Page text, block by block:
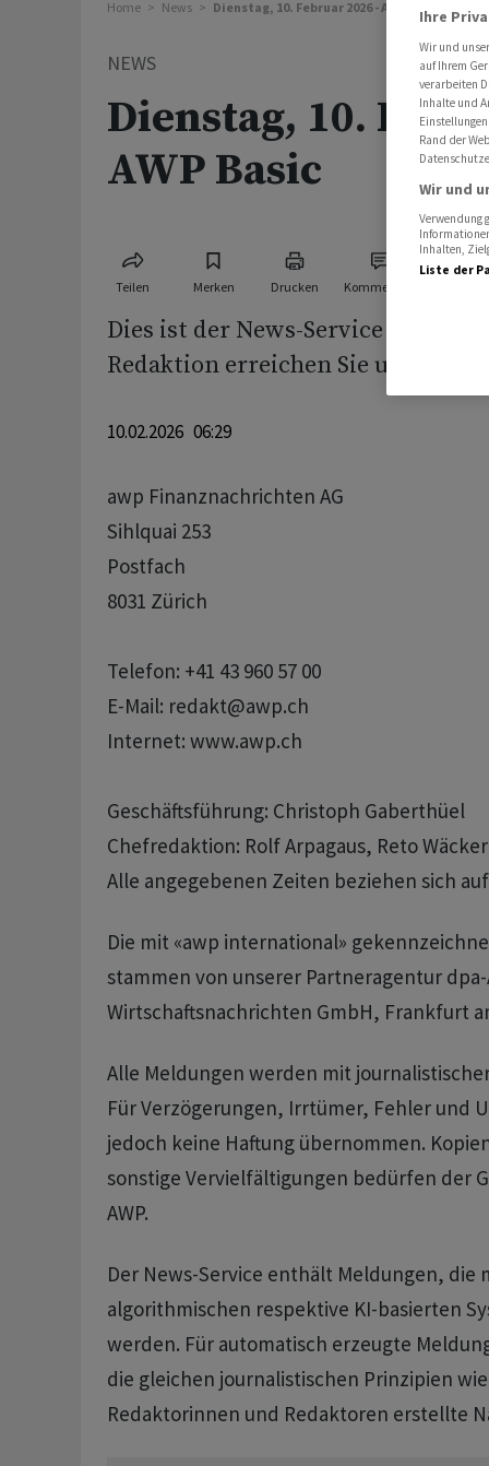
Home News Dienstag, 10. Februar 2026 - AWP Basic
NEWS
Dienstag, 10.
AWP Basic
Teilen Merken Drucken Kommentare
Dies ist der News-Service AWP
Redaktion erreichen Sie unter:
10.02.2026 06:29
awp Finanznachrichten AG
Sihlquai 253
Postfach
8031 Zürich
Telefon: +41 43 960 57 00
E-Mail: redakt@awp.ch
Internet: www.awp.ch
Geschäftsführung: Christoph Gaberthüel
Alle angegebenen Zeiten beziehen sich auf
Die mit «awp international»
stammen von unserer Partneragentur dpa-
Wirtschaftsnachrichten GmbH, Frankfurt
Alle Meldungen werden mit
Für Verzögerungen, Irrtümer, Fehler und
jedoch keine Haftung übernommen.
sonstige Vervielfältigungen bedürfen der
AWP.
Der News-Service enthält Meldungen, die
algorithmischen respektive KI-basierten
werden. Für automatisch erzeugte
die gleichen journalistischen Prinzipien
Redaktorinnen und Redaktoren erstellte
Ihre
Wir und
auf Ihrem
verarbeiten
Inhalte und
Rand der
Wir und
Verwendung
Inhalten,
Liste der